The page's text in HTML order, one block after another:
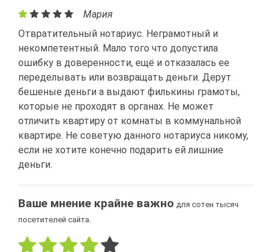
Мария
Отвратительный нотариус. Неграмотный и
некомпетентный. Мало того что допустила
ошибку в доверенности, ещё и отказалась ее
переделывать или возвращать деньги. Дерут
бешеные деньги а выдают филькины грамоты,
которые не проходят в органах. Не может
отличить квартиру от комнаты в коммунальной
квартире. Не советую данного нотариуса никому,
если не хотите конечно подарить ей лишние
деньги.
Ваше мнение крайне важно для сотен тысяч
посетителей сайта.